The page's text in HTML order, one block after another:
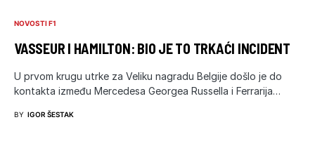
NOVOSTI F1
VASSEUR I HAMILTON: BIO JE TO TRKAĆI INCIDENT
U prvom krugu utrke za Veliku nagradu Belgije došlo je do
kontakta između Mercedesa Georgea Russella i Ferrarija…
BY IGOR ŠESTAK